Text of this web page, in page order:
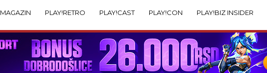
MAGAZIN PLAY!RETRO PLAY!CAST PLAY!CON PLAY!BIZ INSIDER